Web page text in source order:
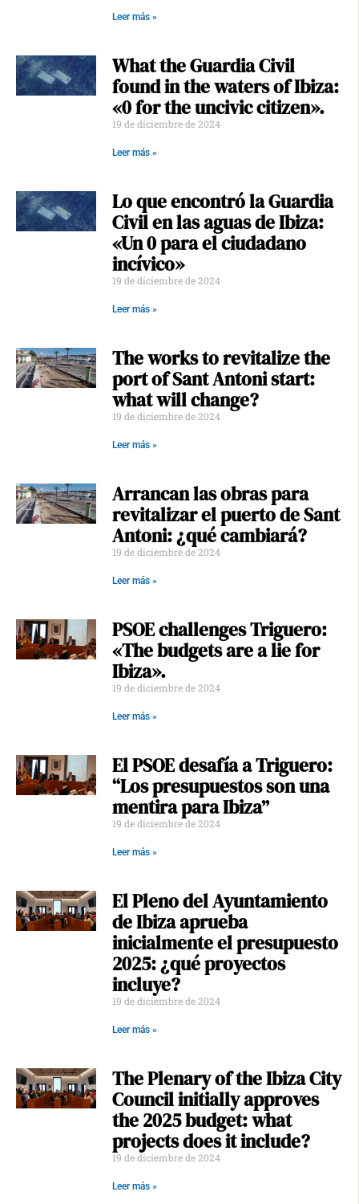
Leer más »
What the Guardia Civil
found in the waters of Ibiza:
«0 for the uncivic citizen».
19 de diciembre de 2024
Leer más »
Lo que encontró la Guardia
Civil en las aguas de Ibiza:
«Un 0 para el ciudadano
incívico»
19 de diciembre de 2024
Leer más »
The works to revitalize the
port of Sant Antoni start:
what will change?
19 de diciembre de 2024
Leer más »
Arrancan las obras para
revitalizar el puerto de Sant
Antoni: ¿qué cambiará?
19 de diciembre de 2024
Leer más »
PSOE challenges Triguero:
«The budgets are a lie for
Ibiza».
19 de diciembre de 2024
Leer más »
El PSOE desafía a Triguero:
“Los presupuestos son una
mentira para Ibiza”
19 de diciembre de 2024
Leer más »
El Pleno del Ayuntamiento
de Ibiza aprueba
inicialmente el presupuesto
2025: ¿qué proyectos
incluye?
19 de diciembre de 2024
Leer más »
The Plenary of the Ibiza City
Council initially approves
the 2025 budget: what
projects does it include?
19 de diciembre de 2024
Leer más »